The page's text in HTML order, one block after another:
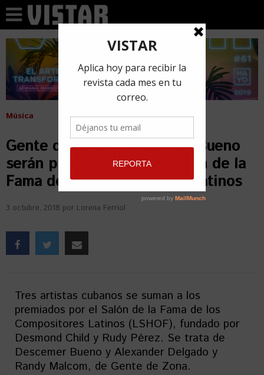
Música
Gente de Zona y Descemer Bueno
serán premiados por el Salón de la
Fama de los Compositores Latinos
3 octubre, 2018 por Lorena Ferriol
Tres artistas cubanos se suman a los
premiados por el Salón de la Fama de los
Compositores Latinos (LSHOF), fundado por
Desmond Child y Rudy Pérez. Se trata de
Descemer Bueno y Alexander Delgado y
Randy Malcom, de Gente de Zona.